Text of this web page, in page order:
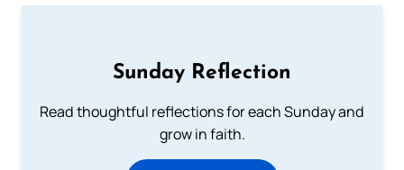
Sunday Reflection
Read thoughtful reflections for each Sunday and
grow in faith.